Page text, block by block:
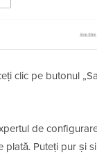
clic pe butonul
de
plată. Puteți pur și